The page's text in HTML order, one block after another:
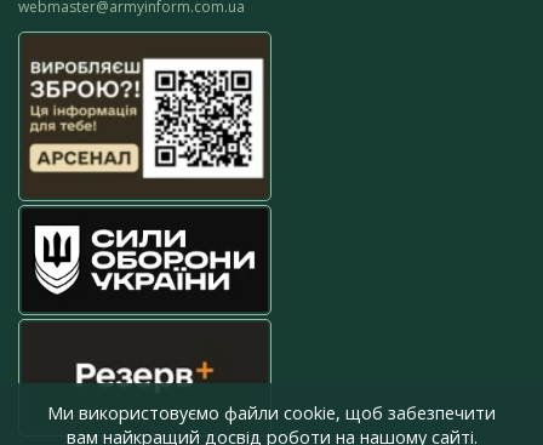
webmaster@armyinform.com.ua
Ми використовуємо файли cookie, щоб забезпечити
вам найкращий досвід роботи на нашому сайті.